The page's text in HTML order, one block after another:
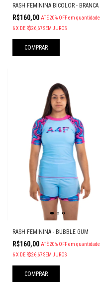
RASH FEMININA BICOLOR - BRANCA
R$160,00 ATÉ 20% OFFem quantidade
6X DE R$26,67SEM JUROS
COMPRAR
RASH FEMININA - BUBBLE GUM
R$160,00 ATÉ 20% OFFem quantidade
6X DE R$26,67SEM JUROS
COMPRAR